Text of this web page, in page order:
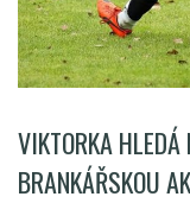
VIKTORKA HLEDÁ
BRANKÁŘSKOU